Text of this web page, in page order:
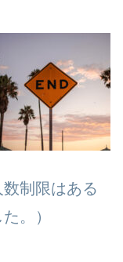
制限はある
。）